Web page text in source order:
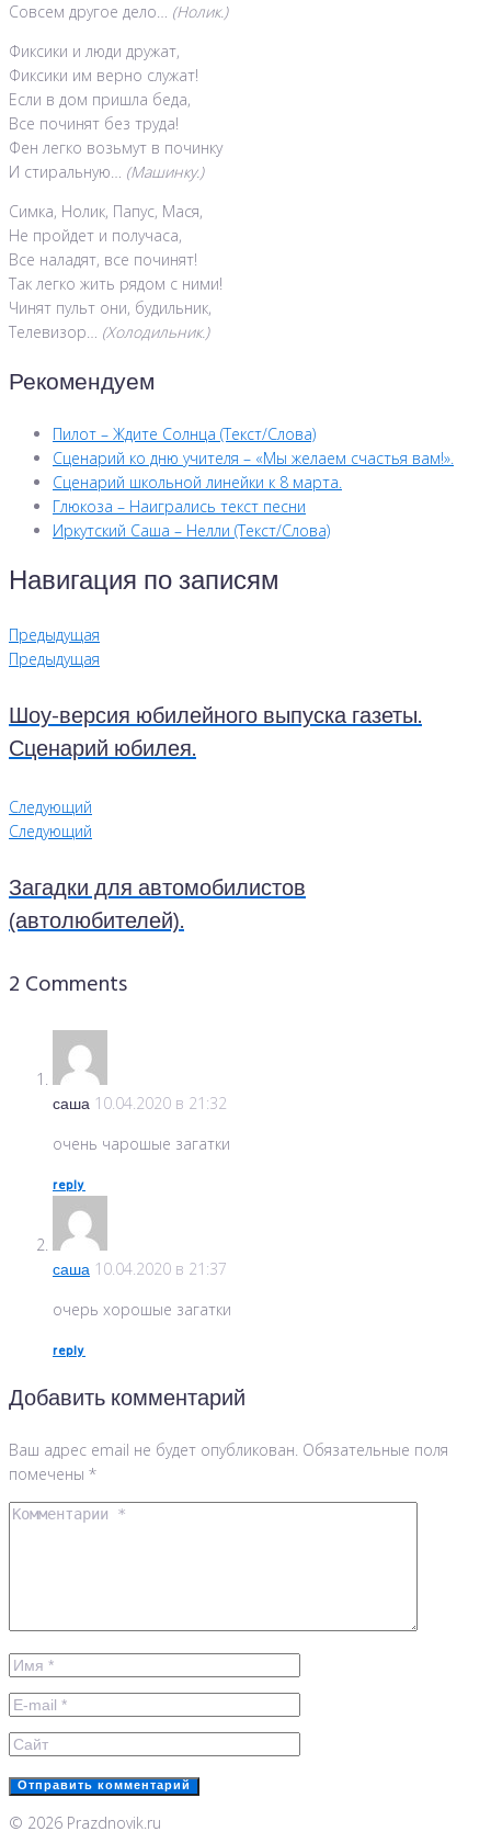
Совсем другое дело… (Нолик.)
Фиксики и люди дружат,
Фиксики им верно служат!
Если в дом пришла беда,
Все починят без труда!
Фен легко возьмут в починку
И стиральную… (Машинку.)
Симка, Нолик, Папус, Мася,
Не пройдет и получаса,
Все наладят, все починят!
Так легко жить рядом с ними!
Чинят пульт они, будильник,
Телевизор… (Холодильник.)
Рекомендуем
Пилот – Ждите Солнца (Текст/Слова)
Сценарий ко дню учителя – «Мы желаем счастья вам!».
Сценарий школьной линейки к 8 марта.
Глюкоза – Наигрались текст песни
Иркутский Саша – Нелли (Текст/Слова)
Навигация по записям
Предыдущая
Предыдущая
Шоу-версия юбилейного выпуска газеты.
Сценарий юбилея.
Следующий
Следующий
Загадки для автомобилистов
(автолюбителей).
2 Comments
саша 10.04.2020 в 21:32
очень чарошые загатки
reply
саша 10.04.2020 в 21:37
очерь хорошые загатки
reply
Добавить комментарий
Ваш адрес email не будет опубликован. Обязательные поля
помечены *
© 2026 Prazdnovik.ru